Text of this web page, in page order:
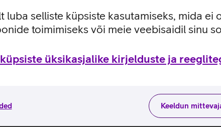
luba selliste küpsiste kasutamiseks, mida
toimimiseks või meie veebisaidil sinu
üksikasjalike kirjelduste ja
Keeldun